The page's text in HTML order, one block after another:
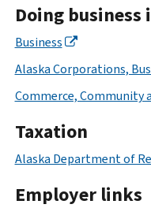
Doing
Business
Alaska Corporations,
Commerce, Community
Taxation
Alaska Department of
Employer links